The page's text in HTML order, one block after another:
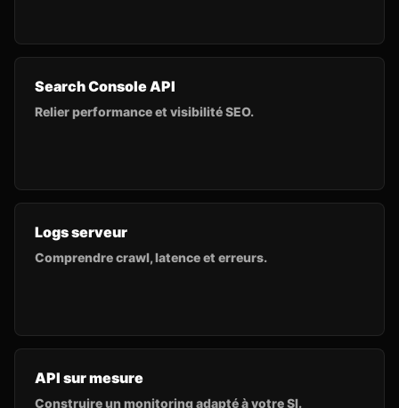
Search Console API
Relier performance et visibilité SEO.
Logs serveur
Comprendre crawl, latence et erreurs.
API sur mesure
Construire un monitoring adapté à votre SI.